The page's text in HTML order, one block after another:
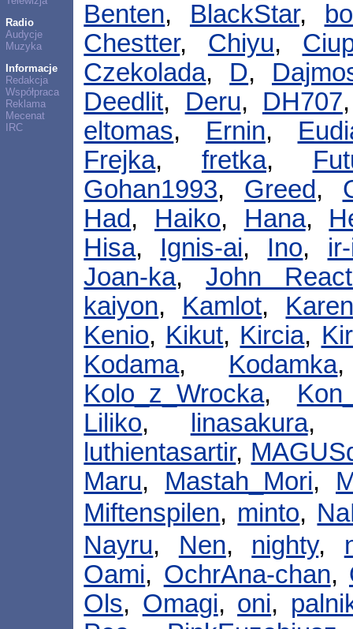
Radio
Audycje
Muzyka
Informacje
Redakcja
Współpraca
Reklama
Mecenat
IRC
Benten, BlackStar,
Chestter, Chiyu,
Czekolada, D,
Deedlit, Deru, DH707
eltomas, Ernin,
Frejka, fretka,
Gohan1993, Greed,
Had, Haiko, Hana,
Hisa, Ignis-ai, Ino,
Joan-ka,John
kaiyon, Kamlot,
Kenio, Kikut, Kircia,
Kodama, Kodamka
Kolo_z_Wrocka,
Liliko, linasakura
luthientasartir,
Maru, Mastah_Mori,
Miftenspilen, minto,
Nayru, Nen, nighty,
Oami, OchrAna-chan,
Ols, Omagi, oni,